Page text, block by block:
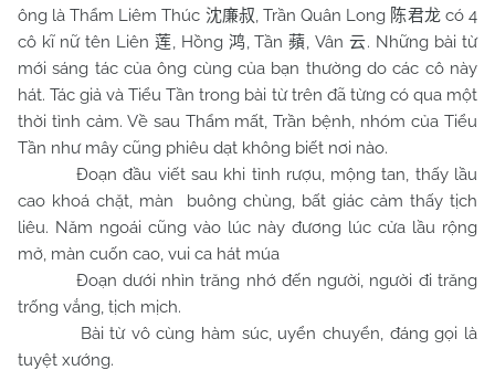
ông là Thẩm Liêm Thúc 沈廉叔, Trần Quân Long 陈君龙có 4
cô kĩ nữ tên Liên 莲, Hồng 鸿, Tần蘋, Vân云. Những bài từ
mới sáng tác của ông cùng của bạn thường do các cô này
hát. Tác giả và Tiểu Tần trong bài từ trên đã từng có qua một
thời tình cảm. Về sau Thẩm mất, Trần bệnh, nhóm của Tiểu
Tần như mây cũng phiêu dạt không biết nơi nào.
Đoạn đầu viết sau khi tỉnh rượu, mộng tan, thấy lầu
cao khoá chặt, màn buông chùng, bất giác cảm thấy tịch
liêu. Năm ngoái cũng vào lúc này đương lúc cửa lầu rộng
mở, màn cuốn cao, vui ca hát múa
Đoạn dưới nhìn trăng nhớ đến người, người đi trăng
trống vắng, tịch mịch.
Bài từ vô cùng hàm súc, uyển chuyển, đáng gọi là
tuyệt xướng.